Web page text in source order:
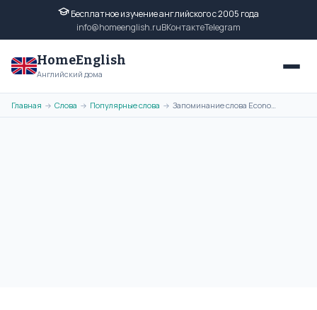
Бесплатное изучение английского с 2005 года
info@homeenglish.ruВКонтактеTelegram
HomeEnglish
Английский дома
Главная → Слова → Популярные слова → Запоминание слова Economy с помощью ассоциативной картинки